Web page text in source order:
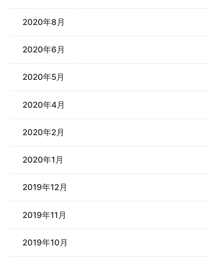
2020年8月
2020年6月
2020年5月
2020年4月
2020年2月
2020年1月
2019年12月
2019年11月
2019年10月